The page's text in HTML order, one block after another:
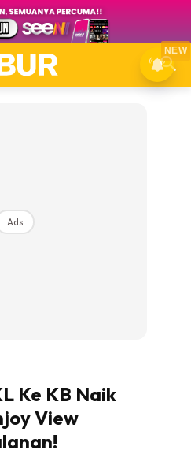
Ads
Ke KB Naik
View
NEW